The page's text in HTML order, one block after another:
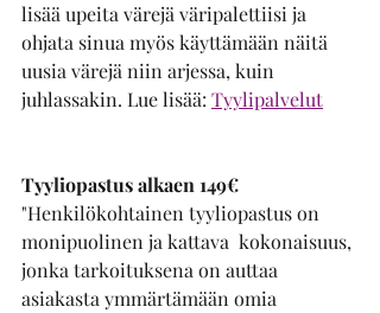
lisää upeita värejä väripalettiisi ja
ohjata sinua myös käyttämään näitä
uusia värejä niin arjessa, kuin
juhlassakin. Lue lisää: Tyylipalvelut
Tyyliopastus alkaen 149€
"Henkilökohtainen tyyliopastus on
monipuolinen ja kattava  kokonaisuus,
jonka tarkoituksena on auttaa
asiakasta ymmärtämään omia